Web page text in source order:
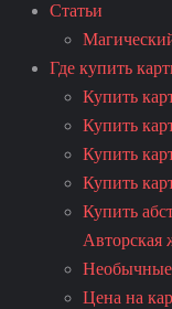
Статьи
Где купить
Купить
Купить
Купить
Купить
Купить
Авторская
Необычные
Цена на